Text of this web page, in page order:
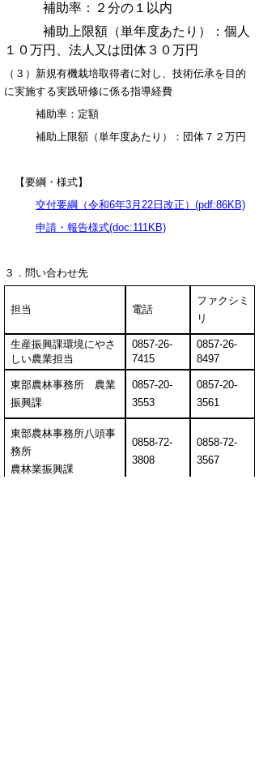
補助率：２分の１以内
補助上限額（単年度あたり）：個人
１０万円、法人又は団体３０万円
（３）新規有機栽培取得者に対し、技術伝承を目的
に実施する実践研修に係る指導経費
補助率：定額
補助上限額（単年度あたり）：団体７２万円
【要綱・様式】
交付要綱（令和6年3月22日改正）(pdf:86KB)
申請・報告様式(doc:111KB)
３．問い合わせ先
担当 電話
ファクシミ
リ
生産振興課環境にやさ
しい農業担当
0857-26-
7415
0857-26-
8497
東部農林事務所 農業
振興課
0857-20-
3553
0857-20-
3561
東部農林事務所八頭事
務所
農林業振興課
0858-72-
3808
0858-72-
3567